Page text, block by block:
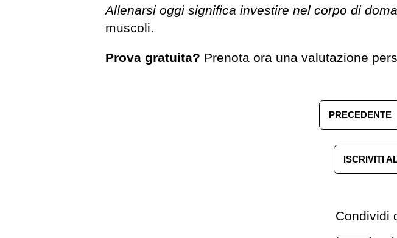
Allenarsi oggi significa investire nel corpo di
muscoli.
Prova gratuita? Prenota ora una valutazione
PRECEDENTE
ISCRIVITI
Condividi